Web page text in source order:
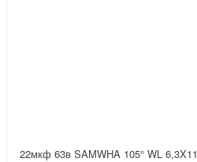
22мкф 63в SAMWHA 105° WL 6,3X11